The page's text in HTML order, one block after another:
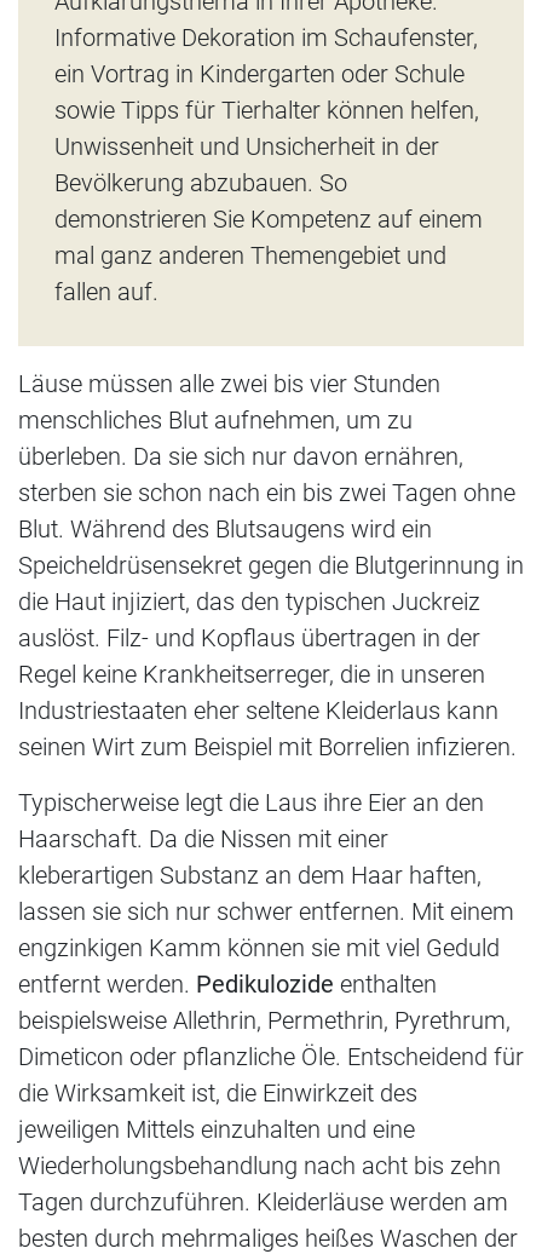
Informative Dekoration im Schaufenster,
ein Vortrag in Kindergarten oder Schule
sowie Tipps für Tierhalter können helfen,
Unwissenheit und Unsicherheit in der
Bevölkerung abzubauen. So
demonstrieren Sie Kompetenz auf einem
mal ganz anderen Themengebiet und
fallen auf.
Läuse müssen alle zwei bis vier Stunden
menschliches Blut aufnehmen, um zu
überleben. Da sie sich nur davon ernähren,
sterben sie schon nach ein bis zwei Tagen ohne
Blut. Während des Blutsaugens wird ein
Speicheldrüsensekret gegen die Blutgerinnung in
die Haut injiziert, das den typischen Juckreiz
auslöst. Filz- und Kopflaus übertragen in der
Regel keine Krankheitserreger, die in unseren
Industriestaaten eher seltene Kleiderlaus kann
seinen Wirt zum Beispiel mit Borrelien infizieren.
Typischerweise legt die Laus ihre Eier an den
Haarschaft. Da die Nissen mit einer
kleberartigen Substanz an dem Haar haften,
lassen sie sich nur schwer entfernen. Mit einem
engzinkigen Kamm können sie mit viel Geduld
entfernt werden. Pedikulozide enthalten
beispielsweise Allethrin, Permethrin, Pyrethrum,
Dimeticon oder pflanzliche Öle. Entscheidend für
die Wirksamkeit ist, die Einwirkzeit des
jeweiligen Mittels einzuhalten und eine
Wiederholungsbehandlung nach acht bis zehn
Tagen durchzuführen. Kleiderläuse werden am
besten durch mehrmaliges heißes Waschen der